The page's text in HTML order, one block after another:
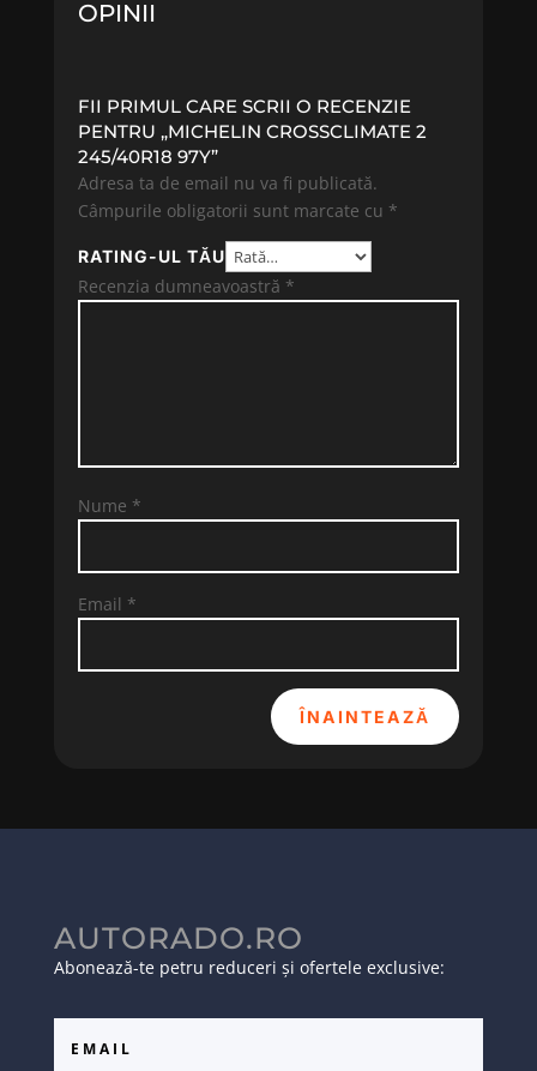
OPINII
FII PRIMUL CARE SCRII O RECENZIE
PENTRU „MICHELIN CROSSCLIMATE 2
245/40R18 97Y”
Adresa ta de email nu va fi publicată.
Câmpurile obligatorii sunt marcate cu *
RATING-UL TĂU
Recenzia dumneavoastră *
Nume *
Email *
ÎNAINTEAZĂ
AUTORADO.RO
Abonează-te petru reduceri și ofertele exclusive: